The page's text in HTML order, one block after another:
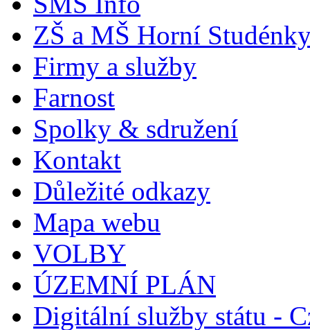
ZŠ a MŠ Horní
Firmy a služby
Farnost
Spolky & sdružení
Kontakt
Důležité odkazy
Mapa webu
VOLBY
ÚZEMNÍ PLÁN
Digitální služby státu -